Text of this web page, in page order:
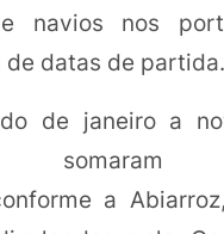
navios nos
datas de
de janeiro a
somaram
a